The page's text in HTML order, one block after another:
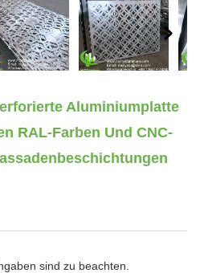
Aluminiumplatte
RAL-Farben Und CNC-
sind zu beachten.